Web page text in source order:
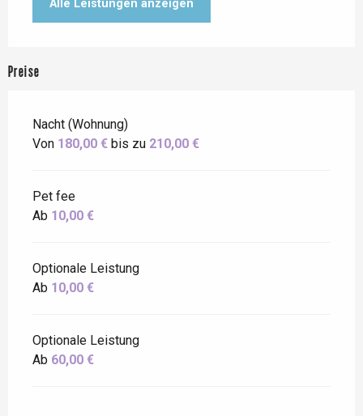
Alle Leistungen anzeigen
Preise
Nacht (Wohnung)
Von 180,00 € bis zu 210,00 €
Pet fee
Ab 10,00 €
Optionale Leistung
Ab 10,00 €
Optionale Leistung
Ab 60,00 €